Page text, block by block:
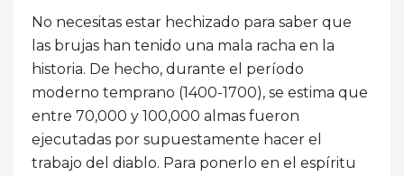
No necesitas estar hechizado para saber que
las brujas han tenido una mala racha en la
historia. De hecho, durante el período
moderno temprano (1400-1700), se estima que
entre 70,000 y 100,000 almas fueron
ejecutadas por supuestamente hacer el
trabajo del diablo. Para ponerlo en el espíritu